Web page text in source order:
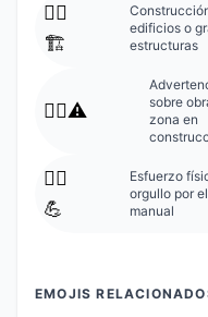
👷‍♂️
🏗️
edificios o
estructuras
👷‍♂️⚠️
sobre
zona en
👷‍♂️
💪
Esfuerzo
orgullo por
manual
EMOJIS